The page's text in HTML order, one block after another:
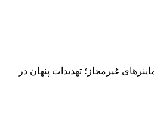
غیرمجاز؛ تهدیدات پنهان در